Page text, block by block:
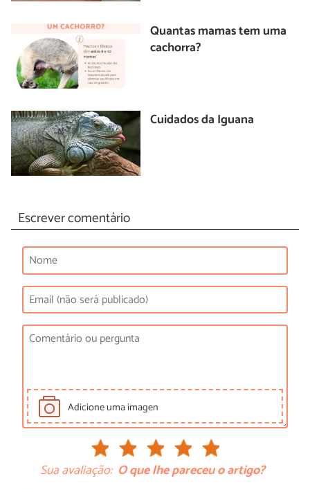
Quantas mamas tem uma
cachorra?
Cuidados da Iguana
Escrever comentário
Adicione uma imagen
Sua avaliação: O que lhe pareceu o artigo?